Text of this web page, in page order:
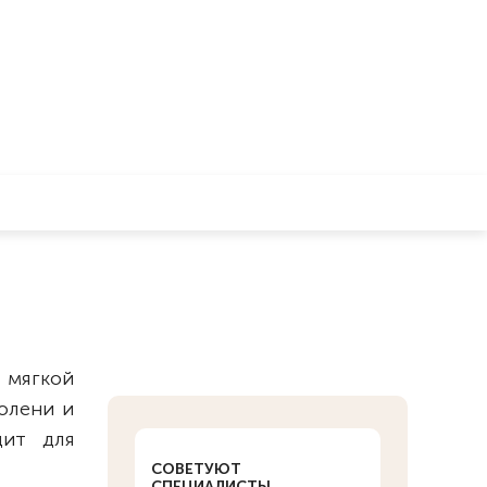
СОВЕТУЮТ
и
для